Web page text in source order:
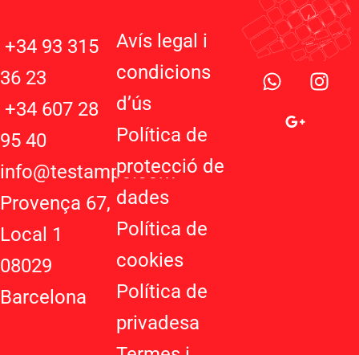
+34 93 315
36 23
+34 607 28
95 40
info@testampo.com
Provença 67,
Local 1
08029
Barcelona
Avís legal i
condicions
d’ús
Política de
protecció de
dades
Política de
cookies
Política de
privadesa
W
h
I
n
o
g